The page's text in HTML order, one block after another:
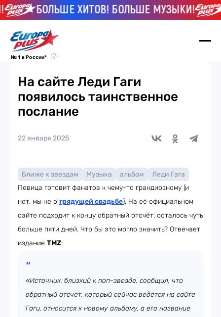
БОЛЬШЕ ХИТОВ! БОЛЬШЕ МУЗЫКИ!
№ 1 в России*
На сайте Леди Гаги
появилось таинственное
послание
22 января 2025
Ближе к звездам Музыка альбом
Леди Гага
Певица готовит фанатов к чему-то грандиозному (и
нет, мы не о грядущей свадьбе). На её официальном
сайте подходит к концу обратный отсчёт: осталось чуть
больше пяти дней. Что бы это могло значить? Отвечает
издание TMZ:
«Источник, близкий к поп-звезде, сообщил, что
обратный отсчёт, который сейчас ведётся на сайте
Гаги, относится к новому альбому, а его название